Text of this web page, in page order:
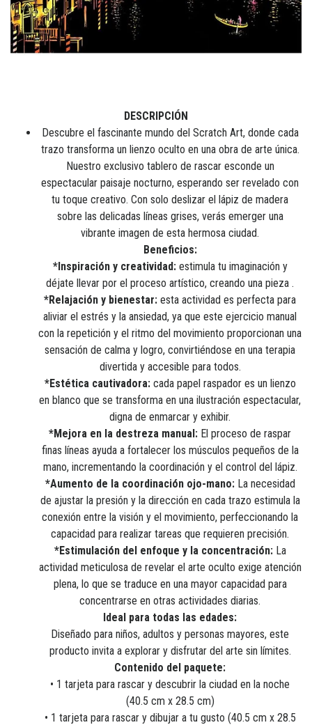
DESCRIPCIÓN
Descubre el fascinante mundo del Scratch Art, donde cada
trazo transforma un lienzo oculto en una obra de arte única.
Nuestro exclusivo tablero de rascar esconde un
espectacular paisaje nocturno, esperando ser revelado con
tu toque creativo. Con solo deslizar el lápiz de madera
sobre las delicadas líneas grises, verás emerger una
vibrante imagen de esta hermosa ciudad.
Beneficios:
*Inspiración y creatividad:estimula tu imaginación y
déjate llevar por el proceso artístico, creando una pieza .
*Relajación y bienestar: esta actividad es perfecta para
aliviar el estrés y la ansiedad, ya que este ejercicio manual
con la repetición y el ritmo del movimiento proporcionan una
sensación de calma y logro, convirtiéndose en una terapia
divertida y accesible para todos.
*Estética cautivadora: cada papel raspador es un lienzo
en blanco que se transforma en una ilustración espectacular,
digna de enmarcar y exhibir.
*Mejora en la destreza manual: El proceso de raspar
finas líneas ayuda a fortalecer los músculos pequeños de la
mano, incrementando la coordinación y el control del lápiz.
*Aumento de la coordinación ojo-mano:La necesidad
de ajustar la presión y la dirección en cada trazo estimula la
conexión entre la visión y el movimiento, perfeccionando la
capacidad para realizar tareas que requieren precisión.
*Estimulación del enfoque y la concentración:La
actividad meticulosa de revelar el arte oculto exige atención
plena, lo que se traduce en una mayor capacidad para
concentrarse en otras actividades diarias.
Ideal para todas las edades:
Diseñado para niños, adultos y personas mayores, este
producto invita a explorar y disfrutar del arte sin límites.
Contenido del paquete:
• 1 tarjeta para rascar y descubrir la ciudad en la noche
(40.5 cm x 28.5 cm)
• 1 tarjeta para rascar y dibujar a tu gusto (40.5 cm x 28.5